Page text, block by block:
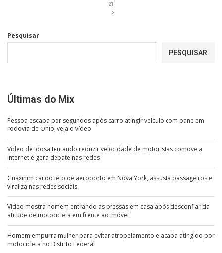
21
Pesquisar
PESQUISAR
Últimas do Mix
Pessoa escapa por segundos após carro atingir veículo com pane em
rodovia de Ohio; veja o vídeo
Vídeo de idosa tentando reduzir velocidade de motoristas comove a
internet e gera debate nas redes
Guaxinim cai do teto de aeroporto em Nova York, assusta passageiros e
viraliza nas redes sociais
Vídeo mostra homem entrando às pressas em casa após desconfiar da
atitude de motocicleta em frente ao imóvel
Homem empurra mulher para evitar atropelamento e acaba atingido por
motocicleta no Distrito Federal